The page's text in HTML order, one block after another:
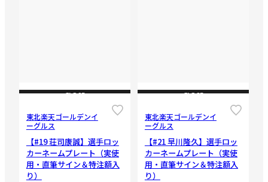
CLOSE
東北楽天ゴールデンイ
ーグルス
【#19 荘司康誠】選手ロッ
カーネームプレート（実使
用・直筆サイン＆特注額入
り）
CLOSE
東北楽天ゴールデンイ
ーグルス
【#21 早川隆久】選手ロッ
カーネームプレート（実使
用・直筆サイン＆特注額入
り）